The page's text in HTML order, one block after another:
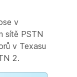
v
sítě PSTN
v Texasu
2.